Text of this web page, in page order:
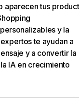
aparecen tus
y la
te ayudan a
y a convertir la
IA en crecimiento